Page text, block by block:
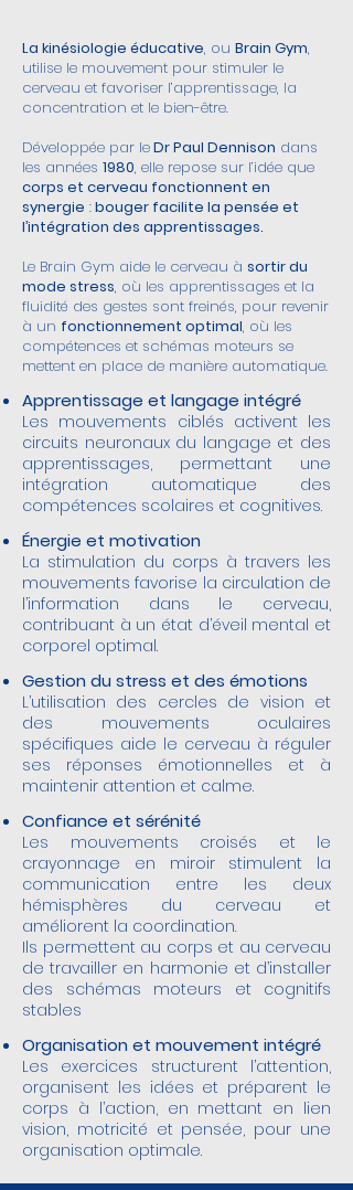
La kinésiologie éducative, ou Brain Gym,
utilise le mouvement pour stimuler le
cerveau et favoriser l’apprentissage, la
concentration et le bien-être.
Développée par leDr Paul Dennison dans
les années 1980, elle repose sur l’idée que
corps et cerveau fonctionnent en
synergie :bouger facilite la pensée et
l’intégration des apprentissages.
Le Brain Gym aide le cerveau à sortir du
mode stress, où les apprentissages et la
fluidité des gestes sont freinés, pour revenir
à un fonctionnement optimal, où les
compétences et schémas moteurs se
mettent en place de manière automatique.
Apprentissage et langage intégré
Les mouvements ciblés activent les
circuits neuronaux du langage et des
apprentissages, permettant une
intégration automatique des
compétences scolaires et cognitives.
Énergie et motivation
La stimulation du corps à travers les
mouvements favorise la circulation de
l’information dans le cerveau,
contribuant à un état d’éveil mental et
corporel optimal.
Gestion du stress et des émotions
L’utilisation des cercles de vision et
des mouvements oculaires
spécifiques aide le cerveau à réguler
ses réponses émotionnelles et à
maintenir attention et calme.
Confiance et sérénité
Les mouvements croisés et le
crayonnage en miroir stimulent la
communication entre les deux
hémisphères du cerveau et
améliorent la coordination.
Ils permettent au corps et au cerveau
de travailler en harmonie et d’installer
des schémas moteurs et cognitifs
stables
Organisation et mouvement intégré
Les exercices structurent l’attention,
organisent les idées et préparent le
corps à l’action, en mettant en lien
vision, motricité et pensée, pour une
organisation optimale.